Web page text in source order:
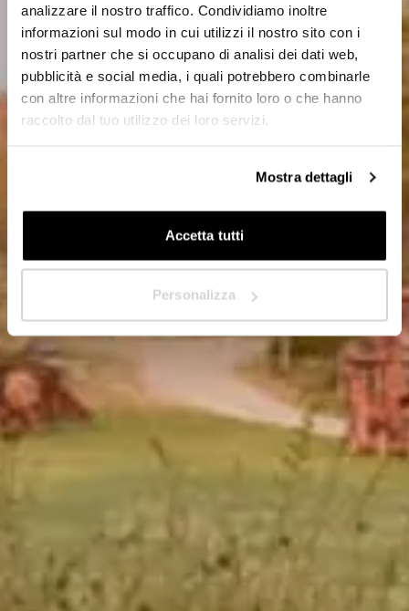
analizzare il nostro traffico. Condividiamo inoltre
informazioni sul modo in cui utilizzi il nostro sito con i
nostri partner che si occupano di analisi dei dati web,
pubblicità e social media, i quali potrebbero combinarle
con altre informazioni che hai fornito loro o che hanno
raccolto dal tuo utilizzo dei loro servizi.
Mostra dettagli
Accetta tutti
Personalizza
Privato
Rivenditore